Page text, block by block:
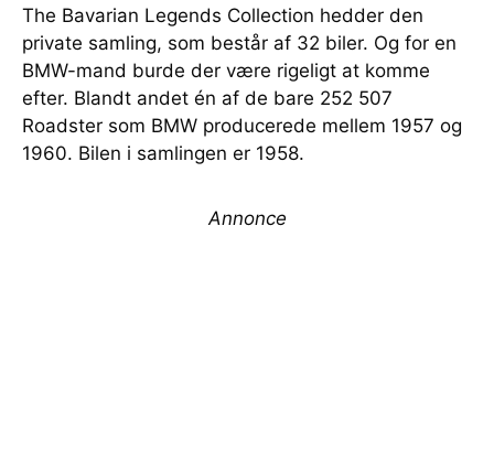
The Bavarian Legends Collection hedder den
private samling, som består af 32 biler. Og for en
BMW-mand burde der være rigeligt at komme
efter. Blandt andet én af de bare 252 507
Roadster som BMW producerede mellem 1957 og
1960. Bilen i samlingen er 1958.
Annonce